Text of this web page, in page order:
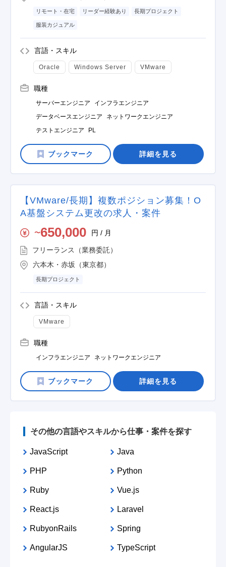
リモート・在宅 リーダー経験あり 長期プロジェクト
服装カジュアル
言語・スキル
Oracle Windows Server VMware
職種
サーバーエンジニア
インフラエンジニア
データベースエンジニア
ネットワークエンジニア
テストエンジニア
PL
詳細を見る
【VMware/長期】複数ポジション募集！O
A基盤システム更改の求人・案件
〜650,000 円 / 月
フリーランス（業務委託）
六本木・赤坂（東京都）
長期プロジェクト
言語・スキル
VMware
職種
インフラエンジニア ネットワークエンジニア
詳細を見る
その他の言語やスキルから仕事・案件を探す
JavaScript Java
PHP Python
Ruby Vue.js
React.js Laravel
RubyonRails Spring
AngularJS TypeScript